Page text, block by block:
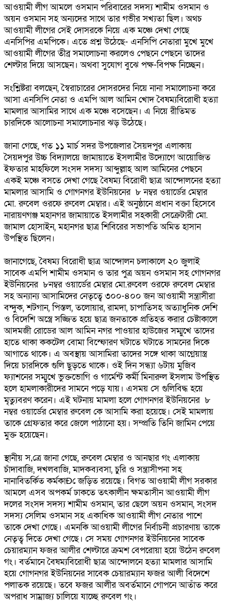
আওয়ামী লীগ আমলে ওসমান পরিবারের সদস্য শামীম ওসমান ও
অয়ন ওসমান সহ অন্যদের সাথে তার গভীর সখ্যতা ছিল। অথচ
আওয়ামী লীগের সেই দোসরকে নিয়ে এক মঞ্চে দেখা গেছে
এনসিপির এমপিকে। এতে প্রশ্ন উঠেছে- এনসিপি নেতারা মুখে মুখে
আওয়ামী লীগের তীব্র সমালোচনা করলেও পেছনে পেছনে তাদের
শেল্টার দিয়ে আসছেন। অথবা সুযোগ বুঝে পক্ষ-বিপক্ষ নিচ্ছেন।
সংশ্লিষ্টরা বলছেন, স্বৈরাচারের দোসরদের নিয়ে নানা সমালোচনা করে
আসা এনসিপি নেতা ও এমপি আল আমিন খোদ বৈষম্যবিরোধী হত্যা
মামলার আসামির সাথে এক মঞ্চে বসেছেন। এ নিয়ে রীতিমত
চারদিকে আলোচনা সমালোচনার ঝড় উঠেছে।
জানা গেছে, গত ১১ মার্চ সদর উপজেলার সৈয়দপুর এলাকায়
সৈয়দপুর উচ্চ বিদ্যালয়ে জামায়াতে ইসলামীর উদ্যোগে আয়োজিত
ইফতার মাহফিলে সংসদ সদস্য আব্দুল্লাহ আল আমিনের পেছনে
একই মঞ্চে বসতে দেখা গেছে বৈষম্য বিরোধী ছাত্র আন্দোলনের হত্যা
মামলার আসামি ও গোগনগর ইউনিয়নের ৮ নম্বর ওয়ার্ডের মেম্বার
মো. রুবেল ওরফে রুবেল মেম্বার। এই অনুষ্ঠানে প্রধান বক্তা হিসেবে
নারায়ণগঞ্জ মহানগর জামায়াতে ইসলামীর সহকারী সেক্রেটারী মো.
জামাল হোসাইন, মহানগর ছাত্র শিবিরের সভাপতি অমিত হাসান
উপস্থিত ছিলেন।
জানাগেছে, বৈষম্য বিরোধী ছাত্র আন্দোলন চলাকালে ২০ জুলাই
সাবেক এমপি শামীম ওসমান ও তার পুত্র অয়ন ওসমান সহ গোগনগর
ইউনিয়নের ৮নম্বর ওয়ার্ডের মেম্বার মো.রুবেল ওরফে রুবেল মেম্বার
সহ অন্যান্য আসামিদের নেতৃত্বে ৩০০-৪০০ জন আওয়ামী সন্ত্রাসীরা
বন্দুক, শটগান, পিস্তল, তলোয়ার, রামদা, চাপাতিসহ অত্যাধুনিক দেশি
ও বিদেশি অস্ত্রে সজ্জিত হয়ে ছাত্র জনতাকে প্রতিহত করার চেষ্টাকালে
আদমজী রোডের আল আমিন নগর পাওয়ার হাউজের সম্মুখে তাদের
হাতে থাকা ককটেল বোমা বিস্ফোরণ ঘটাতে ঘটাতে সামনের দিকে
আগাতে থাকে। এ অবস্থায় আসামিরা তাদের সঙ্গে থাকা আগ্নেয়াস্ত্র
দিয়ে চারদিকে গুলি ছুড়তে থাকে। ওই দিন সন্ধ্যা ৬টায় মুজিব
ফ্যাশনের সম্মুখে ভুক্তভোগি ও গার্মেন্ট কর্মী মিনারুল ইসলাম উপস্থিত
হলে হামলাকারীদের সামনে পড়ে যায়। এসময় সে গুলিবিদ্ধ হয়ে
মৃত্যুবরণ করেন। এই ঘটনায় মামলা হলে গোগনগর ইউনিয়নের ৮
নম্বর ওয়ার্ডের মেম্বার রুবেল কে আসামি করা হয়েছে। সেই মামলায়
তাকে গ্রেফতার করে জেলে পাঠানো হয়। সম্প্রতি তিনি জামিন পেয়ে
মুক্ত হয়েছেন।
স্থানীয় স‚ত্রে জানা গেছে, রুবেল মেম্বার ও আনছার গং এলাকায়
চাঁদাবাজি, দখলবাজি, মাদকব্যবসা, চুরি ও সন্ত্রাসীপনা সহ
নানাবিতর্কিত কর্মকাÐে জড়িত রয়েছে। বিগত আওয়ামী লীগ সরকার
আমলে এসব অপকর্ম ঢাকতে তৎকালীন ক্ষমতাসীন আওয়ামী লীগ
দলের সংসদ সদস্য শামীম ওসমান, তার ছেলে অয়ন ওসমান, সংসদ
সদস্য সেলিম ওসমান সহ একাধিক আওয়ামী লীগ নেতার পাশে
তাকে দেখা গেছে। এমনকি আওয়ামী লীগের নির্বাচনী প্রচারণায় তাকে
নেতৃত্ব দিতে দেখা গেছে। সে সময় গোগনগর ইউনিয়নের সাবেক
চেয়ারম্যান ফজর আলীর শেল্টারে ক্রমশ বেপরোয়া হয়ে উঠেন রুবেল
গং। বর্তমানে বৈষম্যবিরোধী ছাত্র আন্দোলনে হত্যা মামলার আসামি
হয়ে গোগনগর ইউনিয়নের সাবেক চেয়ারম্যান ফজর আলী বিদেশে
পলাতক রয়েছে। তবে ফজর আলীর অবর্তমানে গোপনে আতাঁত করে
অপরাধ সাম্রাজ্য চালিয়ে যাচ্ছে রুবেল গং।